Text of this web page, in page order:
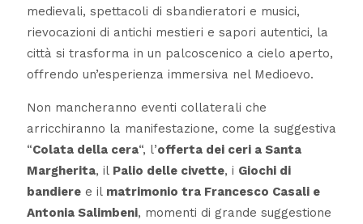
medievali, spettacoli di sbandieratori e musici,
rievocazioni di antichi mestieri e sapori autentici, la
città si trasforma in un palcoscenico a cielo aperto,
offrendo un’esperienza immersiva nel Medioevo.
Non mancheranno eventi collaterali che
arricchiranno la manifestazione, come la suggestiva
“Colata della cera“, l’offerta dei ceri a Santa
Margherita, il Palio delle civette, i Giochi di
bandieree il matrimonio tra Francesco Casali e
Antonia Salimbeni, momenti di grande suggestione